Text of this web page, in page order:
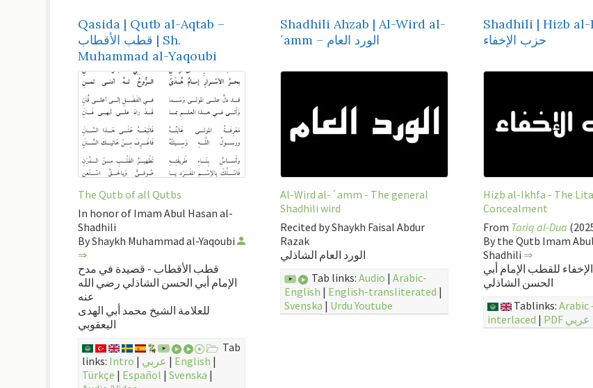
Qasida | Qutb al-Aqtab –
قطب الأقطاب | Sh.
Muhammad al-Yaqoubi
The Qutb of all Qutbs
In honor of Imam Abul Hasan al-
Shadhili
By Shaykh Muhammad al-Yaqoubi
⇒
قطب الأقطاب - قصيدة في مدح
الإمام أبي الحسن الشاذلي رضي الله
عنه
للعلامة الشيخ محمد أبي الهدى
اليعقوبي
Tab
links: Intro | | English |
Türkçe | Español | Svenska |
Shadhili Ahzab | Al-Wird al-
´amm – الورد العام
Al-Wird al-´amm - The general
Shadhili wird
Recited by Shaykh Faisal Abdur
Razak
الورد العام الشاذلي
Tab links:Audio |Arabic-
English | English-transliterated |
Svenska | Urdu Youtube
Shadhili | Hizb al-
حزب الإخفاء
Hizb al-Ikhfa - The
Concealment
From Tariq al-Dua
By the Qutb Imam
Shadhili ⇒
للقطب الإمام أبي
الحسن الشاذلي
Tablinks: Arabic
interlaced | PDF عربي